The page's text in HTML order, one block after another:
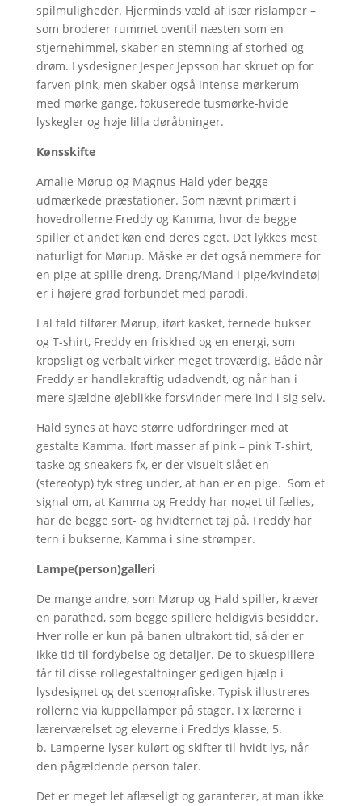
spilmuligheder. Hjerminds væld af især rislamper –
som broderer rummet oventil næsten som en
stjernehimmel, skaber en stemning af storhed og
drøm. Lysdesigner Jesper Jepsson har skruet op for
farven pink, men skaber også intense mørkerum
med mørke gange, fokuserede tusmørke-hvide
lyskegler og høje lilla døråbninger.
Kønsskifte
Amalie Mørup og Magnus Hald yder begge
udmærkede præstationer. Som nævnt primært i
hovedrollerne Freddy og Kamma, hvor de begge
spiller et andet køn end deres eget. Det lykkes mest
naturligt for Mørup. Måske er det også nemmere for
en pige at spille dreng. Dreng/Mand i pige/kvindetøj
er i højere grad forbundet med parodi.
I al fald tilfører Mørup, iført kasket, ternede bukser
og T-shirt, Freddy en friskhed og en energi, som
kropsligt og verbalt virker meget troværdig. Både når
Freddy er handlekraftig udadvendt, og når han i
mere sjældne øjeblikke forsvinder mere ind i sig selv.
Hald synes at have større udfordringer med at
gestalte Kamma. Iført masser af pink – pink T-shirt,
taske og sneakers fx, er der visuelt slået en
(stereotyp) tyk streg under, at han er en pige. Som et
signal om, at Kamma og Freddy har noget til fælles,
har de begge sort- og hvidternet tøj på. Freddy har
tern i bukserne, Kamma i sine strømper.
Lampe(person)galleri
De mange andre, som Mørup og Hald spiller, kræver
en parathed, som begge spillere heldigvis besidder.
Hver rolle er kun på banen ultrakort tid, så der er
ikke tid til fordybelse og detaljer. De to skuespillere
får til disse rollegestaltninger gedigen hjælp i
lysdesignet og det scenografiske. Typisk illustreres
rollerne via kuppellamper på stager. Fx lærerne i
lærerværelset og eleverne i Freddys klasse, 5.
b. Lamperne lyser kulørt og skifter til hvidt lys, når
den pågældende person taler.
Det er meget let aflæseligt og garanterer, at man ikke